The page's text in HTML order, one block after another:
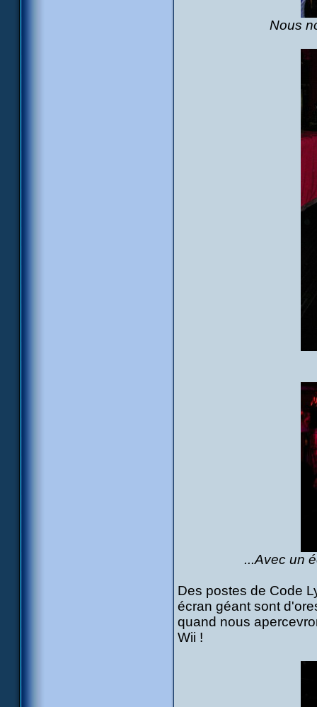
Nous
...Avec un
Des postes de Code
écran géant sont
quand nous
Wii !